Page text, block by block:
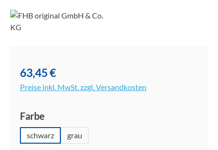
63,45 €
Preise inkl. MwSt. zzgl. Versandkosten
Farbe
schwarz grau